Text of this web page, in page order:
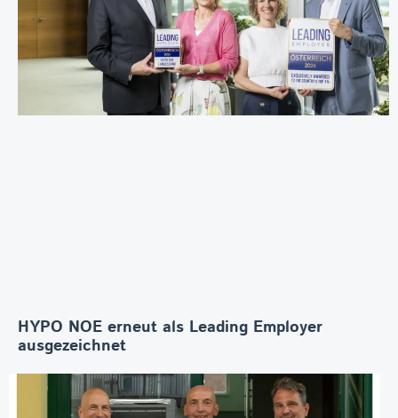
HYPO NOE erneut als Leading Employer
ausgezeichnet